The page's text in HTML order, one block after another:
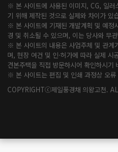
※ 본 사이트에 사용된 이미지, CG, 일러
기 위해 제작된 것으로 실제와 차이가 있
※ 본 사이트에 기재된 개발계획 및 예정
경 및 취소될 수 있으며, 이는 당사와 무
※ 본 사이트의 내용은 사업주체 및 관계
며, 현장 여건 및 인·허가에 따라 실제 시
견본주택을 직접 방문하시어 확인하시기
※ 본 사이트는 편집 및 인쇄 과정상 오
COPYRIGHTⓒ제일풍경채 의왕고천.